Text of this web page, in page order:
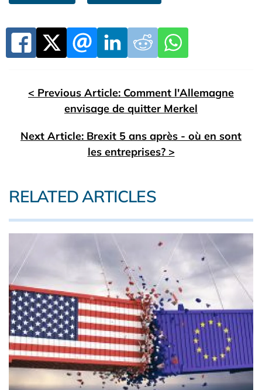
< Previous Article: Comment l'Allemagne
envisage de quitter Merkel
Next Article: Brexit 5 ans après - où en sont
les entreprises? >
RELATED ARTICLES